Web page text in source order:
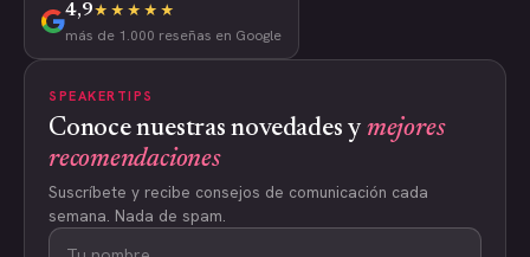
4,9★★★★★
más de 1.000 reseñas en Google
SPEAKERTIPS
Conoce nuestras novedades y mejores
recomendaciones
Suscríbete y recibe consejos de comunicación cada
semana. Nada de spam.